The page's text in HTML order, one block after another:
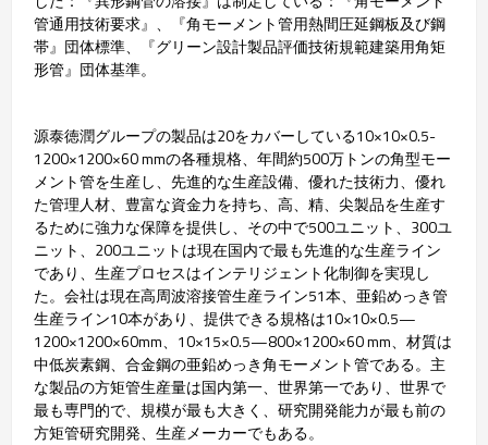
管通用技術要求』、『角モーメント管用熱間圧延鋼板及び鋼
帯』団体標準、『グリーン設計製品評価技術規範建築用角矩
形管』団体基準。
源泰徳潤グループの製品は20をカバーしている10×10×0.5-
1200×1200×60 mmの各種規格、年間約500万トンの角型モー
メント管を生産し、先進的な生産設備、優れた技術力、優れ
た管理人材、豊富な資金力を持ち、高、精、尖製品を生産す
るために強力な保障を提供し、その中で500ユニット、300ユ
ニット、200ユニットは現在国内で最も先進的な生産ライン
であり、生産プロセスはインテリジェント化制御を実現し
た。会社は現在高周波溶接管生産ライン51本、亜鉛めっき管
生産ライン10本があり、提供できる規格は10×10×0.5—
1200×1200×60mm、10×15×0.5—800×1200×60 mm、材質は
中低炭素鋼、合金鋼の亜鉛めっき角モーメント管である。主
な製品の方矩管生産量は国内第一、世界第一であり、世界で
最も専門的で、規模が最も大きく、研究開発能力が最も前の
方矩管研究開発、生産メーカーでもある。